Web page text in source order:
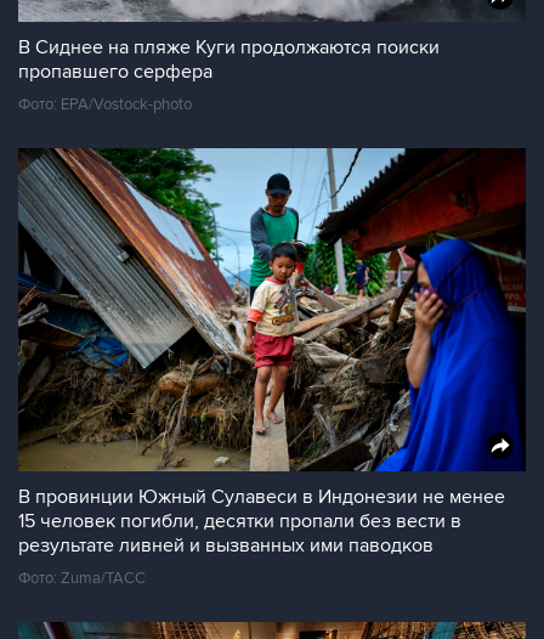
В Сиднее на пляже Куги продолжаются поиски
пропавшего серфера
Фото: EPA/Vostock-photo
В провинции Южный Сулавеси в Индонезии не менее
15 человек погибли, десятки пропали без вести в
результате ливней и вызванных ими паводков
Фото: Zuma/ТАСС